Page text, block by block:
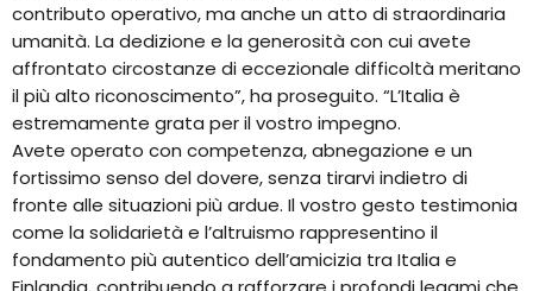
contributo operativo, ma anche un atto di straordinaria
umanità. La dedizione e la generosità con cui avete
affrontato circostanze di eccezionale difficoltà meritano
il più alto riconoscimento”, ha proseguito. “L’Italia è
estremamente grata per il vostro impegno.
Avete operato con competenza, abnegazione e un
fortissimo senso del dovere, senza tirarvi indietro di
fronte alle situazioni più ardue. Il vostro gesto testimonia
come la solidarietà e l’altruismo rappresentino il
fondamento più autentico dell’amicizia tra Italia e